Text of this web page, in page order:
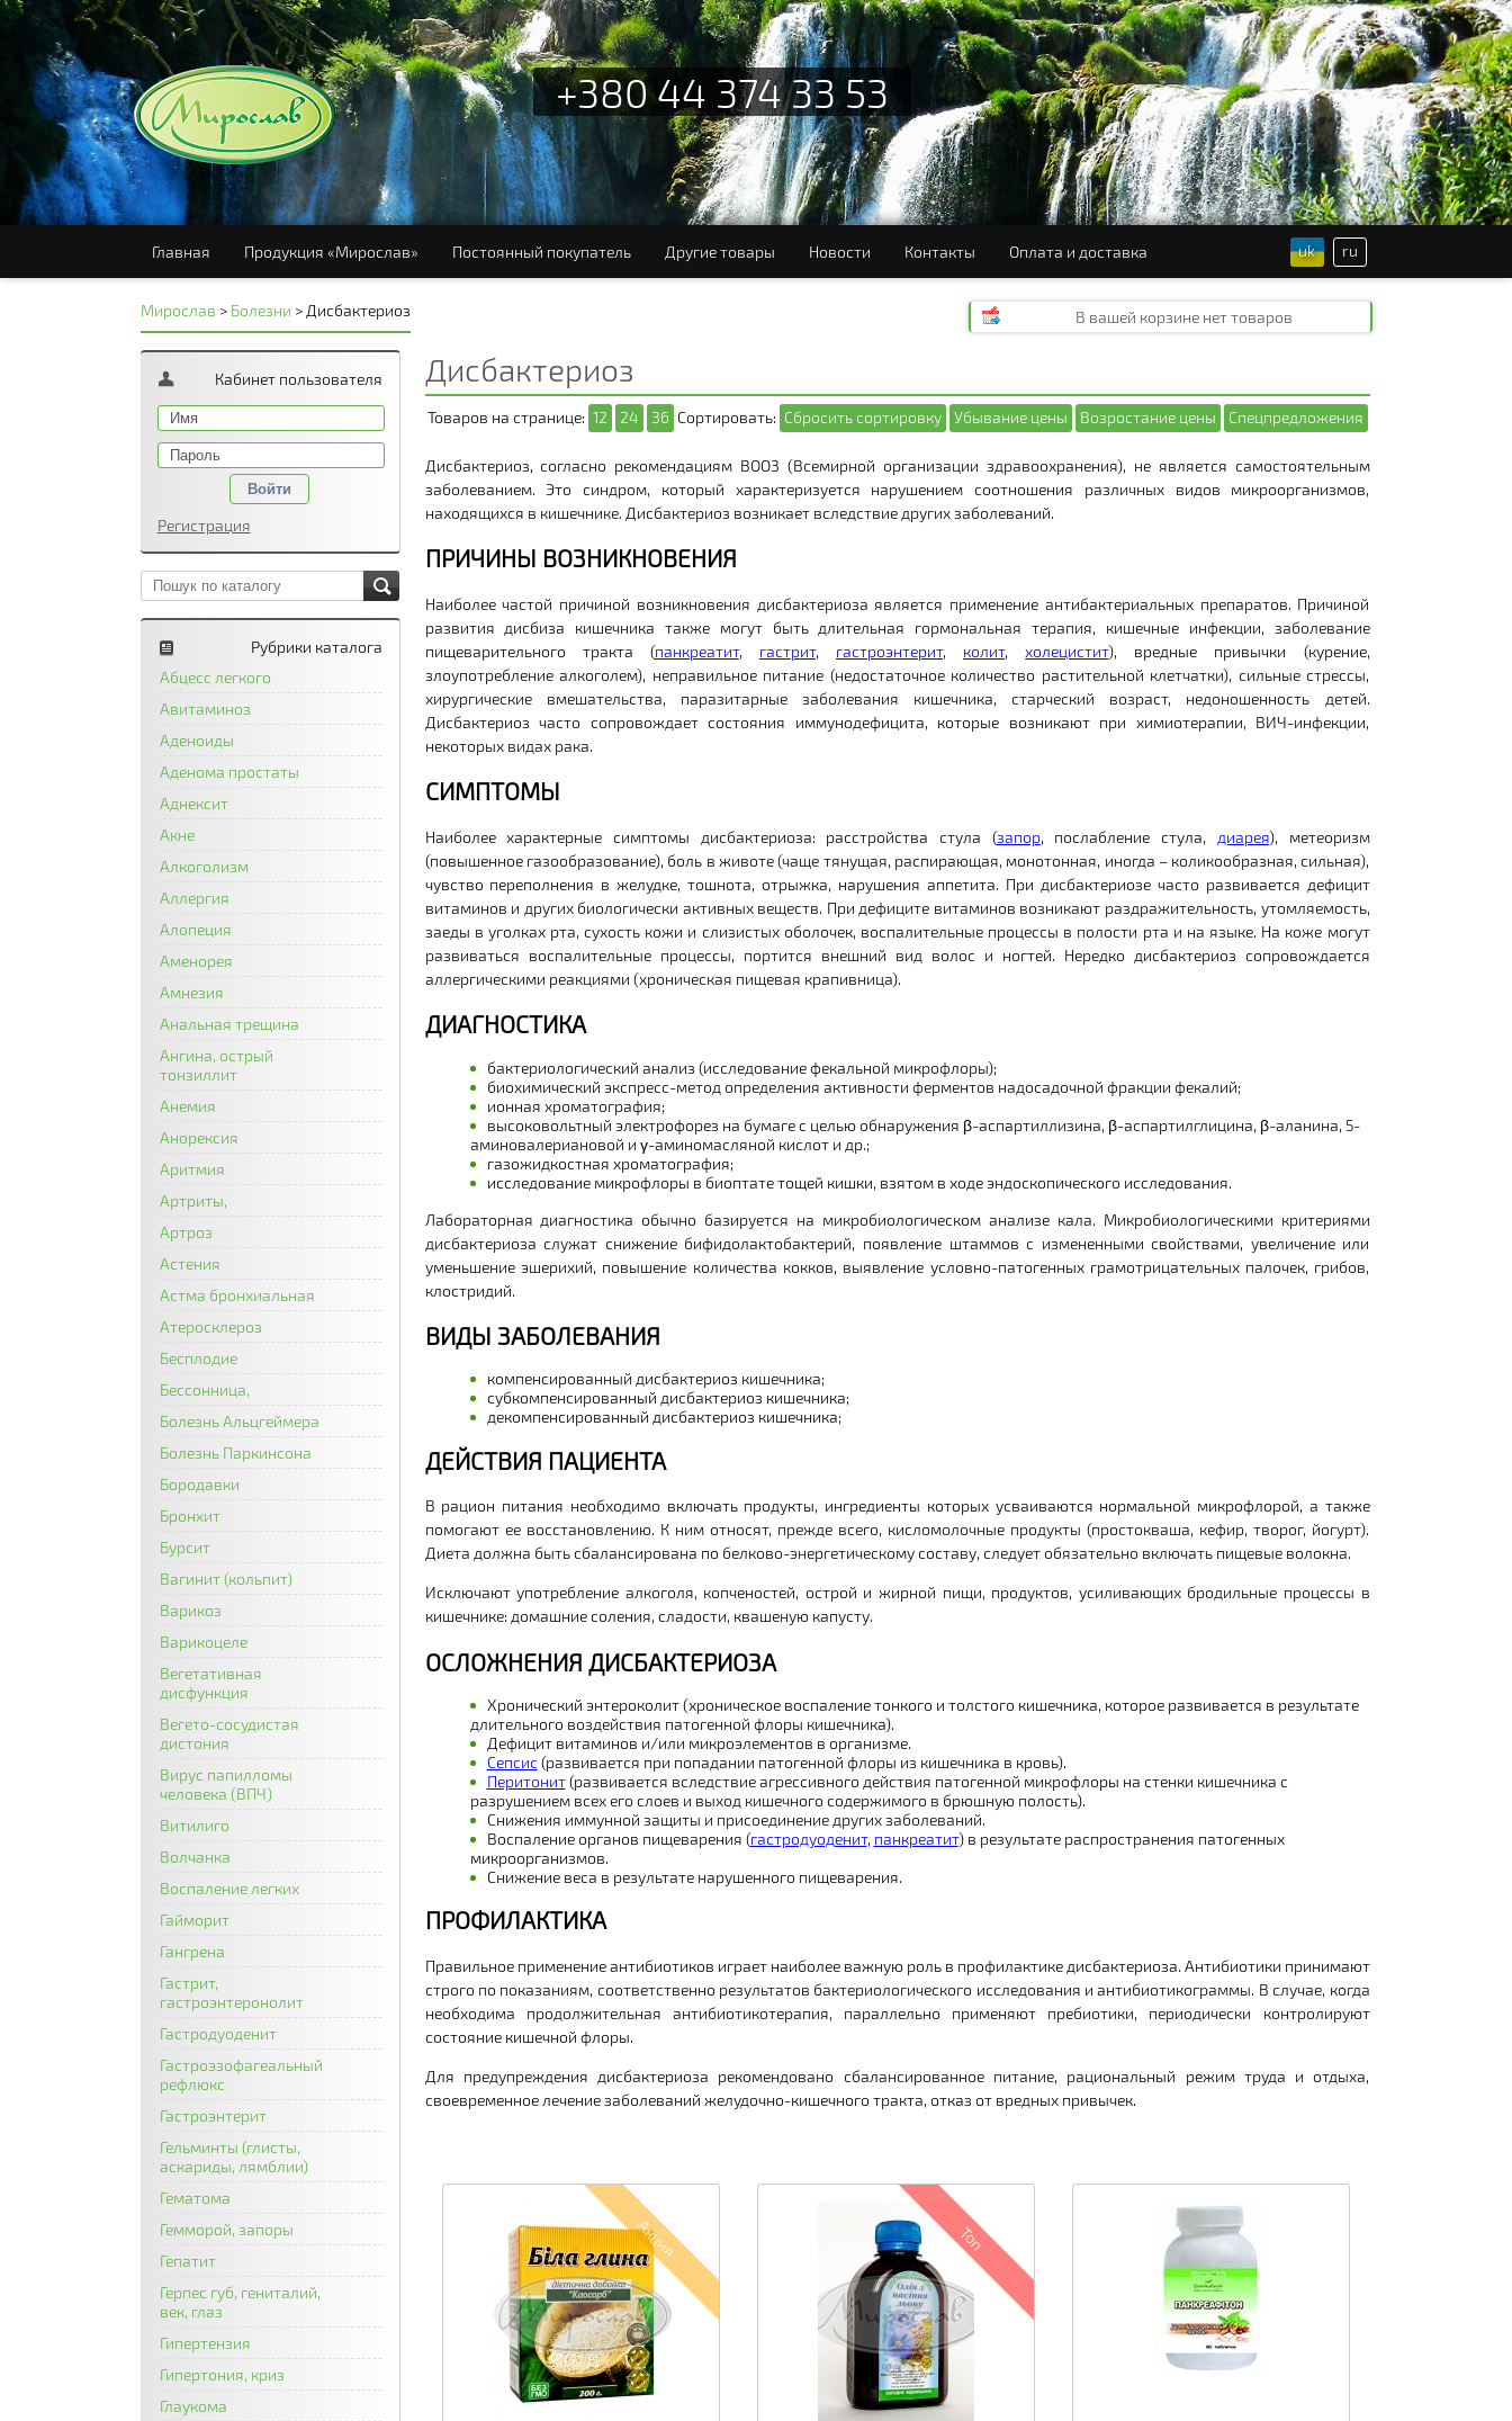
+380 44 374 33 53
Главная Продукция «Мирослав» Постоянный покупатель Другие товары Новости Контакты Оплата и доставка uk ru
В вашей корзине нет товаров
Мирослав > Болезни > Дисбактериоз
Кабинет пользователя
Войти
Регистрация
Рубрики каталога
Абцесс легкого
Авитаминоз
Аденоиды
Аденома простаты
Аднексит
Акне
Алкоголизм
Аллергия
Алопеция
Аменорея
Амнезия
Анальная трещина
Ангина, острый
тонзиллит
Анемия
Анорексия
Аритмия
Артриты,
Артроз
Астения
Астма бронхиальная
Атеросклероз
Бесплодие
Бессонница,
Болезнь Альцгеймера
Болезнь Паркинсона
Бородавки
Бронхит
Бурсит
Вагинит (кольпит)
Варикоз
Варикоцеле
Вегетативная
дисфункция
Вегето-сосудистая
дистония
Вирус папилломы
человека (ВПЧ)
Витилиго
Волчанка
Воспаление легких
Гайморит
Гангрена
Гастрит,
гастроэнтеронолит
Гастродуоденит
Гастроэзофагеальный
рефлюкс
Гастроэнтерит
Гельминты (глисты,
аскариды, лямблии)
Гематома
Гемморой, запоры
Гепатит
Герпес губ, гениталий,
век, глаз
Гипертензия
Гипертония, криз
Глаукома
Дисбактериоз
Товаров на странице: 12 24 36 Сортировать: Сбросить сортировку Убывание цены Возростание цены Спецпредложения
Дисбактериоз, согласно рекомендациям ВООЗ (Всемирной организации здравоохранения), не является самостоятельным
заболеванием. Это синдром, который характеризуется нарушением соотношения различных видов микроорганизмов,
находящихся в кишечнике. Дисбактериоз возникает вследствие других заболеваний.
ПРИЧИНЫ ВОЗНИКНОВЕНИЯ
Наиболее частой причиной возникновения дисбактериоза является применение антибактериальных препаратов. Причиной
развития дисбиза кишечника также могут быть длительная гормональная терапия, кишечные инфекции, заболевание
пищеварительного тракта (панкреатит, гастрит, гастроэнтерит, колит,холецистит), вредные привычки (курение,
злоупотребление алкоголем), неправильное питание (недостаточное количество растительной клетчатки), сильные стрессы,
хирургические вмешательства, паразитарные заболевания кишечника, старческий возраст, недоношенность детей.
Дисбактериоз часто сопровождает состояния иммунодефицита, которые возникают при химиотерапии, ВИЧ-инфекции,
некоторых видах рака.
СИМПТОМЫ
Наиболее характерные симптомы дисбактериоза: расстройства стула (запор, послабление стула, диарея), метеоризм
(повышенное газообразование), боль в животе (чаще тянущая, распирающая, монотонная, иногда – коликообразная, сильная),
чувство переполнения в желудке, тошнота, отрыжка, нарушения аппетита. При дисбактериозе часто развивается дефицит
витаминов и других биологически активных веществ. При дефиците витаминов возникают раздражительность, утомляемость,
заеды в уголках рта, сухость кожи и слизистых оболочек, воспалительные процессы в полости рта и на языке. На коже могут
развиваться воспалительные процессы, портится внешний вид волос и ногтей. Нередко дисбактериоз сопровождается
аллергическими реакциями (хроническая пищевая крапивница).
ДИАГНОСТИКА
бактериологический анализ (исследование фекальной микрофлоры);
биохимический экспресс-метод определения активности ферментов надосадочной фракции фекалий;
ионная хроматография;
высоковольтный электрофорез на бумаге с целью обнаружения β-аспартиллизина, β-аспартилглицина, β-аланина, 5-
аминовалериановой и γ-аминомасляной кислот и др.;
газожидкостная хроматография;
исследование микрофлоры в биоптате тощей кишки, взятом в ходе эндоскопического исследования.
Лабораторная диагностика обычно базируется на микробиологическом анализе кала. Микробиологическими критериями
дисбактериоза служат снижение бифидолактобактерий, появление штаммов с измененными свойствами, увеличение или
уменьшение эшерихий, повышение количества кокков, выявление условно-патогенных грамотрицательных палочек, грибов,
клостридий.
ВИДЫ ЗАБОЛЕВАНИЯ
компенсированный дисбактериоз кишечника;
субкомпенсированный дисбактериоз кишечника;
декомпенсированный дисбактериоз кишечника;
ДЕЙСТВИЯ ПАЦИЕНТА
В рацион питания необходимо включать продукты, ингредиенты которых усваиваются нормальной микрофлорой, а также
помогают ее восстановлению. К ним относят, прежде всего, кисломолочные продукты (простокваша, кефир, творог, йогурт).
Диета должна быть сбалансирована по белково-энергетическому составу, следует обязательно включать пищевые волокна.
Исключают употребление алкоголя, копченостей, острой и жирной пищи, продуктов, усиливающих бродильные процессы в
кишечнике: домашние соления, сладости, квашеную капусту.
ОСЛОЖНЕНИЯ ДИСБАКТЕРИОЗА
Хронический энтероколит (хроническое воспаление тонкого и толстого кишечника, которое развивается в результате
длительного воздействия патогенной флоры кишечника).
Дефицит витаминов и/или микроэлементов в организме.
Сепсис (развивается при попадании патогенной флоры из кишечника в кровь).
Перитонит(развивается вследствие агрессивного действия патогенной микрофлоры на стенки кишечника с
разрушением всех его слоев и выход кишечного содержимого в брюшную полость).
Снижения иммунной защиты и присоединение других заболеваний.
Воспаление органов пищеварения (гастродуоденит, панкреатит) в результате распространения патогенных
микроорганизмов.
Снижение веса в результате нарушенного пищеварения.
ПРОФИЛАКТИКА
Правильное применение антибиотиков играет наиболее важную роль в профилактике дисбактериоза. Антибиотики принимают
строго по показаниям, соответственно результатов бактериологического исследования и антибиотикограммы. В случае, когда
необходима продолжительная антибиотикотерапия, параллельно применяют пребиотики, периодически контролируют
состояние кишечной флоры.
Для предупреждения дисбактериоза рекомендовано сбалансированное питание, рациональный режим труда и отдыха,
своевременное лечение заболеваний желудочно-кишечного тракта, отказ от вредных привычек.
Акция Топ